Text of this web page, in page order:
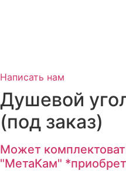
Написать нам
Душевой
(под заказ)
Может
"МетаКам"